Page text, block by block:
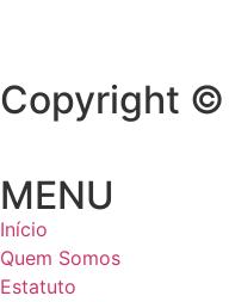
Copyright ©
MENU
Início
Quem Somos
Estatuto